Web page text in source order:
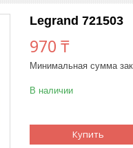
Legrand 721503
970 ₸
Минимальная сумма
В наличии
Купить